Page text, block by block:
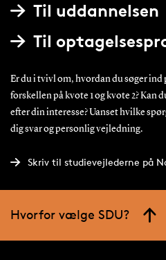
Til uddannelsen
Til
Er du i tvivl om, hvordan du søger ind
forskellen på kvote 1 og kvote 2? Kan
efter din interesse? Uanset hvilke
dig svar og personlig vejledning.
Skriv til studievejlederne på
Hvorfor vælge SDU?